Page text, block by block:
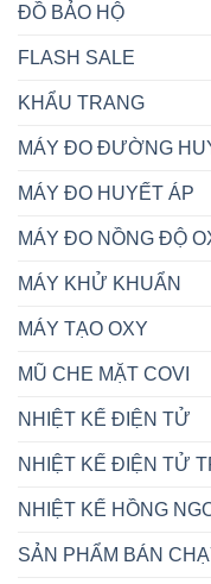
ĐỒ BẢO HỘ
FLASH SALE
KHẨU TRANG
MÁY ĐO ĐƯỜNG
MÁY ĐO HUYẾT ÁP
MÁY ĐO NỒNG ĐỘ
MÁY KHỬ KHUẨN
MÁY TẠO OXY
MŨ CHE MẶT COVI
NHIỆT KẾ ĐIỆN TỬ
NHIỆT KẾ ĐIỆN TỬ
NHIỆT KẾ HỒNG
SẢN PHẨM BÁN